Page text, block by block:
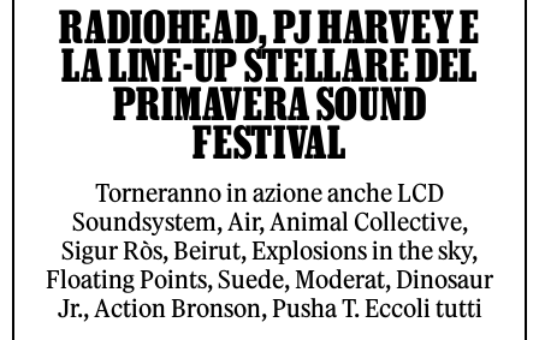
RADIOHEAD, PJ HARVEY E
LA LINE-UP STELLARE DEL
PRIMAVERA SOUND
FESTIVAL
Torneranno in azione anche LCD
Soundsystem, Air, Animal Collective,
Sigur Ròs, Beirut, Explosions in the sky,
Floating Points, Suede, Moderat, Dinosaur
Jr., Action Bronson, Pusha T. Eccoli tutti